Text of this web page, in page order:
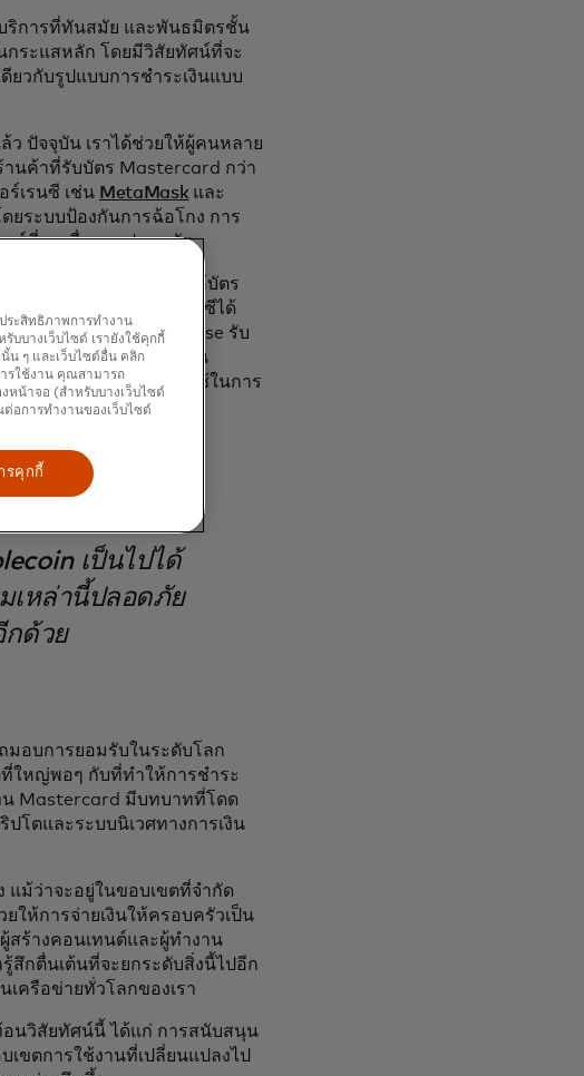
บริการที่ทันสมัย และพันธมิตรชั้น
กระแสหลัก โดยมีวิสัยทัศน์ที่จะ
ยวกับรูปแบบการชำระเงินแบบ
ปัจจุบัน เราได้ช่วยให้ผู้คนหลาย
นค้าที่รับบัตร Mastercard กว่า
เรนซี เช่น MetaMask และ
ยระบบป้องกันการฉ้อโกง การ
รณ์ที่ราบรื่นและปลอดภัย
เรากำลังขยายช่องทางให้บัตร
ช้งานกับคริปโตเคอร์เรนซีได้
Bybit และ Coinbase รับ
ะ และผู้สร้างสรรค์ผลงาน
ลือกได้ ไม่ว่าสกุลเงินที่ใช้ในการ
เป็นไปได้
เหล่านี้ปลอดภัย
กด้วย
มอบการยอมรับในระดับโลก
ใหญ่พอๆ กับที่ทำให้การชำระ
น Mastercard มีบทบาทที่โดด
โตและระบบนิเวศทางการเงิน
แม้ว่าจะอยู่ในขอบเขตที่จำกัด
ให้การจ่ายเงินให้ครอบครัวเป็น
สร้างคอนเทนต์และผู้ทำงาน
สึกตื่นเต้นที่จะยกระดับสิ่งนี้ไปอีก
ครือข่ายทั่วโลกของเรา
นวิสัยทัศน์นี้ ได้แก่ การสนับสนุน
ขตการใช้งานที่เปลี่ยนแปลงไป
ระสิทธิภาพการทำงาน
บางเว็บไซต์ เรายังใช้คุกกี้
น ๆ และเว็บไซต์อื่น คลิก
ารใช้งาน คุณสามารถ
หน้าจอ (สำหรับบางเว็บไซต์
อการทำงานของเว็บไซต์
รคุกกี้